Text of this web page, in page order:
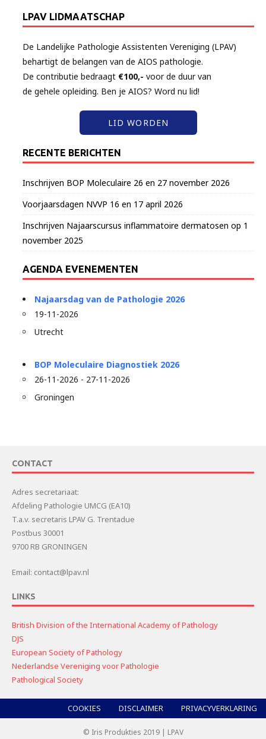
LPAV LIDMAATSCHAP
De Landelijke Pathologie Assistenten Vereniging (LPAV)
behartigt de belangen van de AIOS pathologie.
De contributie bedraagt €100,- voor de duur van
de gehele opleiding. Ben je AIOS? Word nu lid!
LID WORDEN
RECENTE BERICHTEN
Inschrijven BOP Moleculaire 26 en 27 november 2026
Voorjaarsdagen NVVP 16 en 17 april 2026
Inschrijven Najaarscursus inflammatoire dermatosen op 1
november 2025
AGENDA EVENEMENTEN
Najaarsdag van de Pathologie 2026
19-11-2026
Utrecht
BOP Moleculaire Diagnostiek 2026
26-11-2026 - 27-11-2026
Groningen
CONTACT
Adres secretariaat:
Afdeling Pathologie UMCG (EA10)
T.a.v. secretaris LPAV G. Trentadue
Postbus 30001
9700 RB GRONINGEN
Email: contact@lpav.nl
LINKS
British Division of the International Academy of Pathology
DJS
European Society of Pathology
Nederlandse Vereniging voor Pathologie
Pathological Society
COOKIES DISCLAIMER PRIVACYVERKLARING
© Iris Produkties 2019 | LPAV